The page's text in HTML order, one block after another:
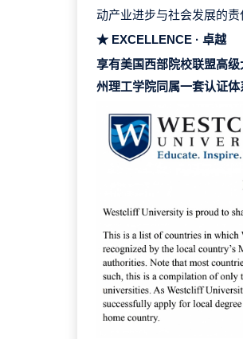
动产业进步与社会发展的责
★ EXCELLENCE · 卓越
享有美国西部院校联盟高
州理工学院同属一套认证体